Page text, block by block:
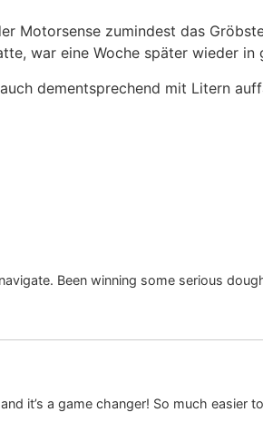
Motorsense zumindest das
war eine Woche später wieder in
dementsprechend mit Litern
Been winning some serious
it’s a game changer! So much easier